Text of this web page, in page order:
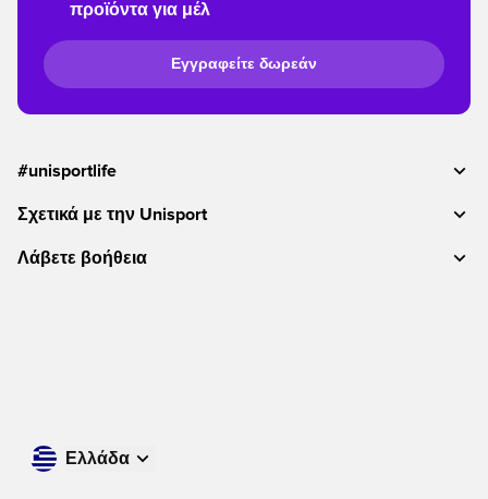
προϊόντα για μέλ
Εγγραφείτε δωρεάν
#unisportlife
Σχετικά με την Unisport
Λάβετε βοήθεια
Ελλάδα